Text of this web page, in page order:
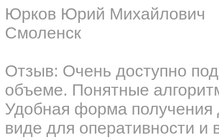
Юрков Юрий Михайлович
Смоленск
Отзыв: Очень доступно
объеме. Понятные
Удобная форма получения
виде для оперативности